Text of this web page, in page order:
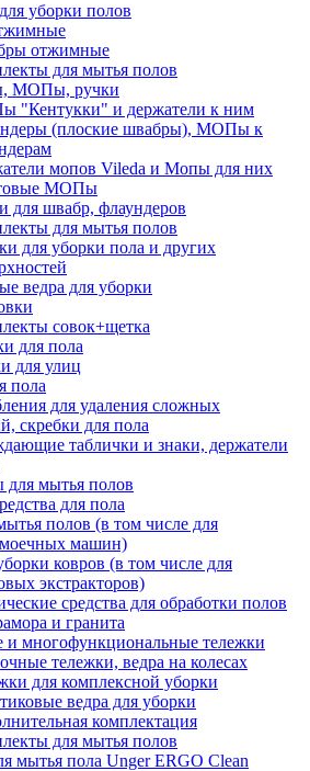
уборки полов
отжимные
для мытья полов
МОПы, ручки
"Кентукки" и держатели к ним
(плоские швабры), МОПы к
мопов Vileda и Мопы для них
МОПы
для швабр, флаундеров
для мытья полов
для уборки пола и других
ведра для уборки
совок+щетка
для пола
для улиц
пола
для удаления сложных
скребки для пола
таблички и знаки, держатели
для мытья полов
для пола
полов (в том числе для
машин)
ковров (в том числе для
экстракторов)
средства для обработки полов
и гранита
и многофункциональные тележки
тележки, ведра на колесах
для комплексной уборки
ведра для уборки
комплектация
для мытья полов
мытья пола Unger ERGO Clean